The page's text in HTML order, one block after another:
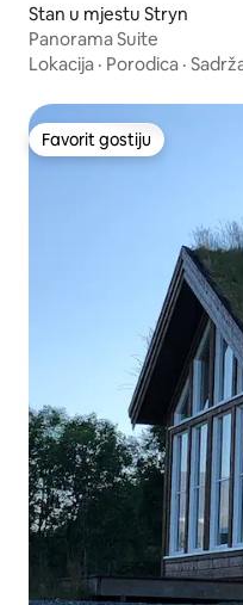
Stan u mjestu Stryn
Panorama Suite
Lokacija · Porodica ·
Favorit gostiju
Favorit gostiju